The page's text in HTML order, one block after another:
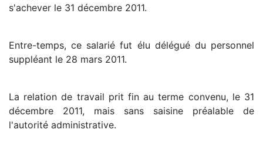
s'achever le 31 décembre 2011.
Entre-temps, ce salarié fut élu délégué du personnel
suppléant le 28 mars 2011.
La relation de travail prit fin au terme convenu, le 31
décembre 2011, mais sans saisine préalable de
l'autorité administrative.